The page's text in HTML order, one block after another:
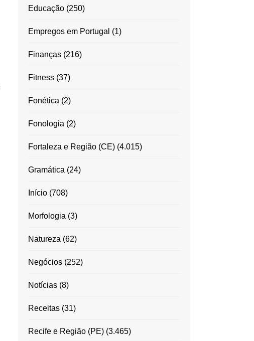
Educação(250)
Empregos em Portugal (1)
Finanças(216)
Fitness(37)
Fonética (2)
Fonologia (2)
Fortaleza e Região (CE)(4.015)
Gramática (24)
Início(708)
Morfologia (3)
Natureza (62)
Negócios(252)
Notícias(8)
Receitas(31)
Recife e Região (PE)(3.465)